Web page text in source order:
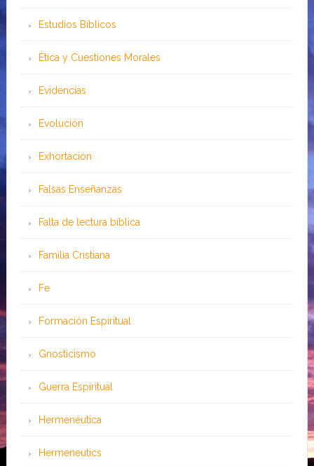
Estudios Bíblicos
Ética y Cuestiones Morales
Evidencias
Evolución
Exhortación
Falsas Enseñanzas
Falta de lectura bíblica
Familia Cristiana
Fe
Formación Espiritual
Gnosticismo
Guerra Espiritual
Hermenéutica
Hermeneutics